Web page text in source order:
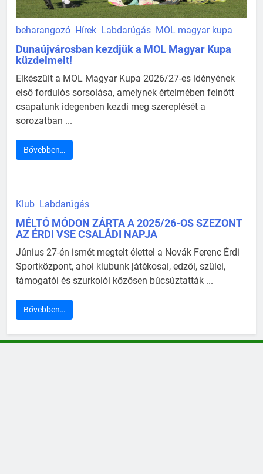
beharangozó Hírek Labdarúgás MOL magyar kupa
Dunaújvárosban kezdjük a MOL Magyar Kupa
küzdelmeit!
Elkészült a MOL Magyar Kupa 2026/27-es idényének
első fordulós sorsolása, amelynek értelmében felnőtt
csapatunk idegenben kezdi meg szereplését a
sorozatban ...
Bővebben…
Klub Labdarúgás
MÉLTÓ MÓDON ZÁRTA A 2025/26-OS SZEZONT
AZ ÉRDI VSE CSALÁDI NAPJA
Június 27-én ismét megtelt élettel a Novák Ferenc Érdi
Sportközpont, ahol klubunk játékosai, edzői, szülei,
támogatói és szurkolói közösen búcsúztatták ...
Bővebben…